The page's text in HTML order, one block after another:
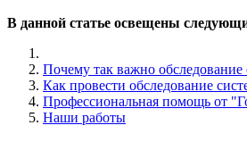
В данной статье освещены
Почему так важно обследование
Как провести обследование
Профессиональная помощь от
Наши работы